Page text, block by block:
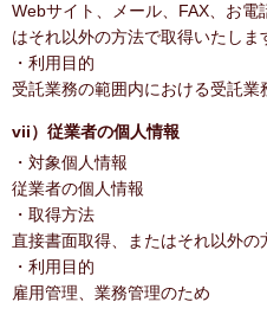
Webサイト、メール、FAX、お
はそれ以外の方法で取得いたしま
・利用目的
受託業務の範囲内における受託業
vii）従業者の個人情報
・対象個人情報
従業者の個人情報
・取得方法
直接書面取得、またはそれ以外の
・利用目的
雇用管理、業務管理のため